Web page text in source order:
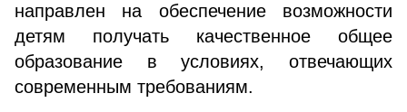
направлен на обеспечение возможности
детям получать качественное общее
образование в условиях, отвечающих
современным требованиям.